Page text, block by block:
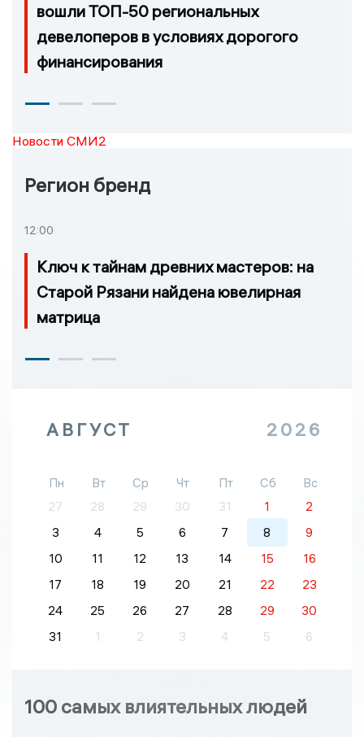
вошли ТОП-50 региональных
девелоперов в условиях дорогого
финансирования
Новости СМИ2
Регион бренд
12:00
Ключ к тайнам древних мастеров: на
Старой Рязани найдена ювелирная
матрица
АВГУСТ 2026
Пн Вт Ср Чт Пт Сб
Вс
27
28 29 30 31 1
2
3
4 5 6 7 8
9
10
11 12 13 14 15
16
17
18 19 20 21 22
23
24
25 26 27 28 29
30
31
1 2 3 4 5 6
100 самых влиятельных людей